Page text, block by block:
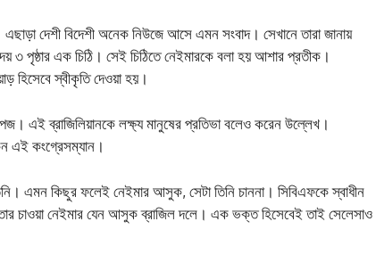
দেশী বিদেশী অনেক নিউজে আসে এমন সংবাদ। সেখানে তারা জানায়
৩ পৃষ্ঠার এক চিঠি। সেই চিঠিতে নেইমারকে বলা হয় আশার প্রতীক।
হিসেবে স্বীকৃতি দেওয়া হয়।
এই ব্রাজিলিয়ানকে লক্ষ্য মানুষের প্রতিভা বলেও করেন উল্লেখ।
এই কংগ্রেসম্যান।
এমন কিছুর ফলেই নেইমার আসুক, সেটা তিনি চাননা। সিবিএফকে স্বাধীন
চাওয়া নেইমার যেন আসুক ব্রাজিল দলে। এক ভক্ত হিসেবেই তাই সেলেসাও